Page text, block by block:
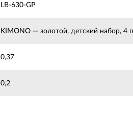
LB-630-GP
KIMONO — золотой, детский набор, 4
0,37
0,2